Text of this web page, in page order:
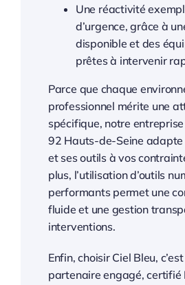
Une réactivité
d’urgence, grâce à
disponible et des
prêtes à intervenir
Parce que chaque
professionnel mérite une
spécifique, notre
92 Hauts-de-Seine adapte
et ses outils à vos
plus, l’utilisation d’outils
performants permet une
fluide et une gestion
interventions.
Enfin, choisir Ciel Bleu,
partenaire engagé, certifié